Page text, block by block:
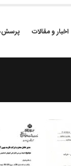
اخبار و مقالات